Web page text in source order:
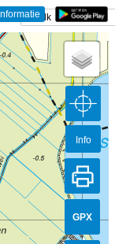
GPX
Info